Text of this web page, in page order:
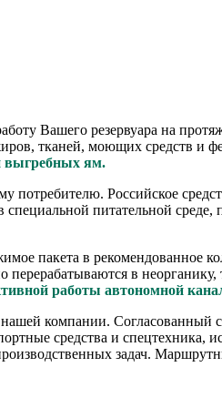
Вашего резервуара на
тканей, моющих средств и
выгребных ям.
потребителю. Российское
питательной среде,
пакета в рекомендованное
в
работы автономной
компании. Согласованный
средства и спецтехника,
задач.